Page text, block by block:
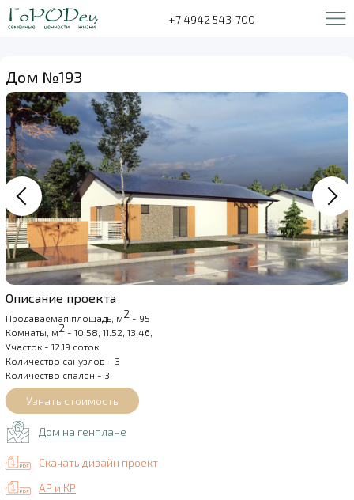
+7 4942 543-700
Дом №193
Описание проекта
Продаваемая площадь, м2 - 95
Комнаты, м2 - 10.58, 11.52, 13.46,
Участок - 12.19 соток
Количество санузлов - 3
Количество спален - 3
Дом на генплане
Скачать дизайн проект
АР и КР